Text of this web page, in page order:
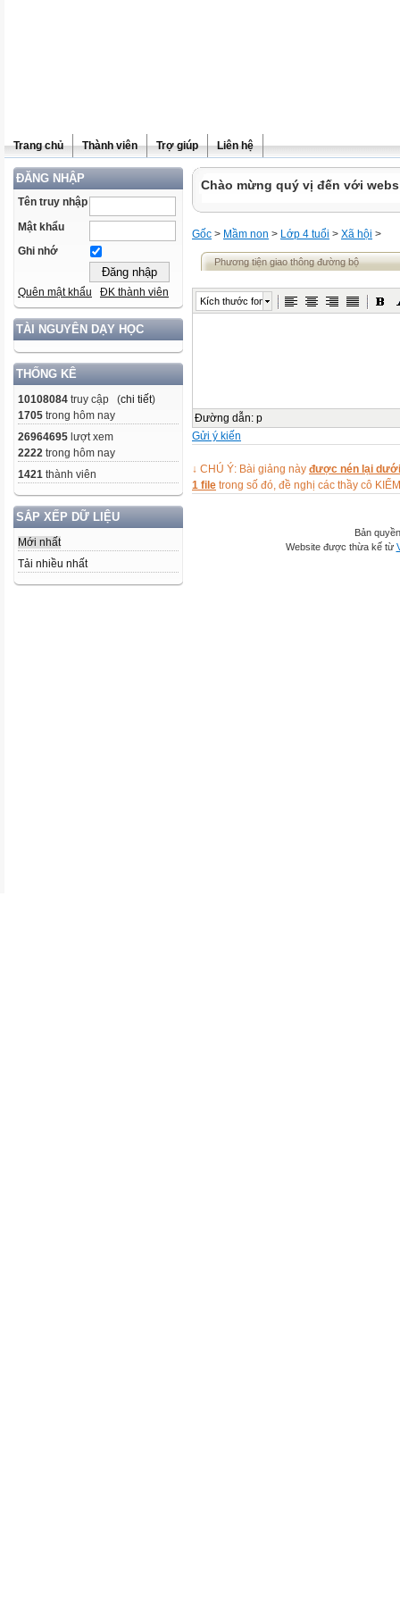
Trang chủ Thành viên Trợ giúp Liên hệ
ĐĂNG NHẬP
Tên truy nhập
Mật khẩu
Ghi nhớ
Quên mật khẩu ĐK thành viên
TÀI NGUYÊN DẠY HỌC
THỐNG KÊ
10108084 truy cập (chi tiết)
1705 trong hôm nay
26964695 lượt xem
2222 trong hôm nay
1421 thành viên
SẮP XẾP DỮ LIỆU
Mới nhất
Tải nhiều nhất
Chào mừng quý vị đến với
Gốc > Mầm non > Lớp 4 tuổi > Xã hội >
Phương tiện giao thông đường bộ
Kích thước font
Đường dẫn: p
Gửi ý kiến
↓ CHÚ Ý: Bài giảng này được nén lại
1 file trong số đó, đề nghị các thầy cô
Bản
Website được thừa kế từ